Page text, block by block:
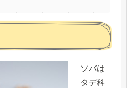
ソバは
タデ科